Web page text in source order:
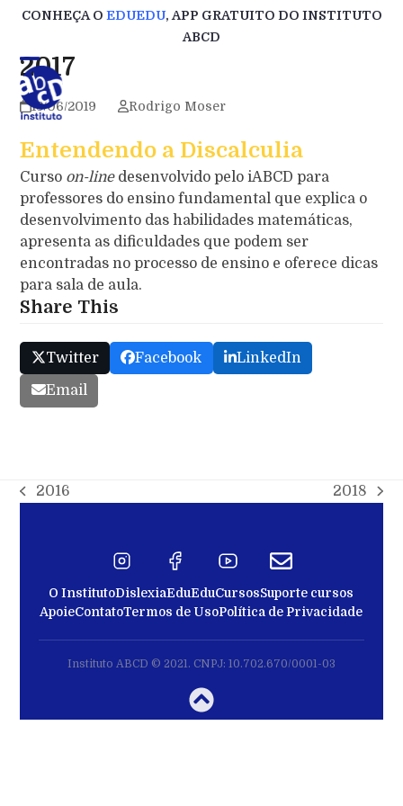
Skip
content
CONHEÇA O EDUEDU, APP GRATUITO DO INSTITUTO
ABCD
2017
13/06/2019 Rodrigo Moser
Entendendo a Discalculia
Curso on-linedesenvolvido pelo iABCD para
professores do ensino fundamental que explica o
desenvolvimento das habilidades matemáticas,
apresenta as dificuldades que podem ser
encontradas no processo de ensino e oferece dicas
para sala de aula.
Share This
Twitter Facebook LinkedIn
Email
2016 2018
O InstitutoDislexiaEduEduCursosSuporte cursos
ApoieContatoTermos de UsoPolítica de Privacidade
Instituto ABCD © 2021. CNPJ: 10.702.670/0001-03